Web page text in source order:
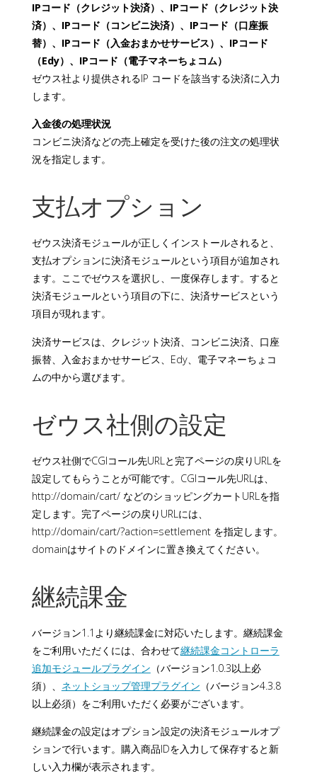
IPコード（クレジット決済）、IPコード（クレジット決
済）、IPコード（コンビニ決済）、IPコード（口座振
替）、IPコード（入金おまかせサービス）、IPコード
（Edy）、IPコード（電子マネーちょコム）
ゼウス社より提供されるIP コードを該当する決済に入力
します。
入金後の処理状況
コンビニ決済などの売上確定を受けた後の注文の処理状
況を指定します。
支払オプション
ゼウス決済モジュールが正しくインストールされると、
支払オプションに決済モジュールという項目が追加され
ます。ここでゼウスを選択し、一度保存します。すると
決済モジュールという項目の下に、決済サービスという
項目が現れます。
決済サービスは、クレジット決済、コンビニ決済、口座
振替、入金おまかせサービス、Edy、電子マネーちょコ
ムの中から選びます。
ゼウス社側の設定
ゼウス社側でCGIコール先URLと完了ページの戻りURLを
設定してもらうことが可能です。CGIコール先URLは、
http://domain/cart/ などのショッピングカートURLを指
定します。完了ページの戻りURLには、
http://domain/cart/?action=settlement を指定します。
domainはサイトのドメインに置き換えてください。
継続課金
バージョン1.1より継続課金に対応いたします。継続課金
をご利用いただくには、合わせて継続課金コントローラ
追加モジュールプラグイン （バージョン1.0.3以上必
須）、 ネットショップ管理プラグイン （バージョン4.3.8
以上必須）をご利用いただく必要がございます。
継続課金の設定はオプション設定の決済モジュールオプ
ションで行います。購入商品IDを入力して保存すると新
しい入力欄が表示されます。